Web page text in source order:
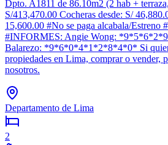
Dpto. A1811 de 86.10m2 (2 hab +
S/413,470.00 Cocheras desde: S/
15,600.00 #No se paga alcabala/Estreno
#INFORMES: Angie Wong:
Balarezo: *9*6*0*4*1*2*8*4*0* Si
propiedades en Lima, comprar o vender,
nosotros.
Departamento de Lima
2